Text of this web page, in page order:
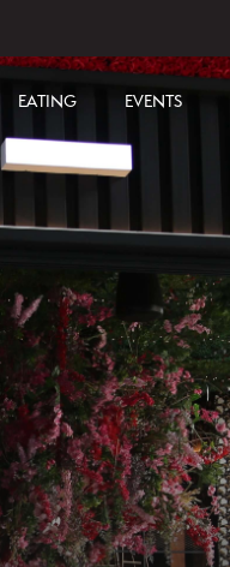
EATING EVENTS